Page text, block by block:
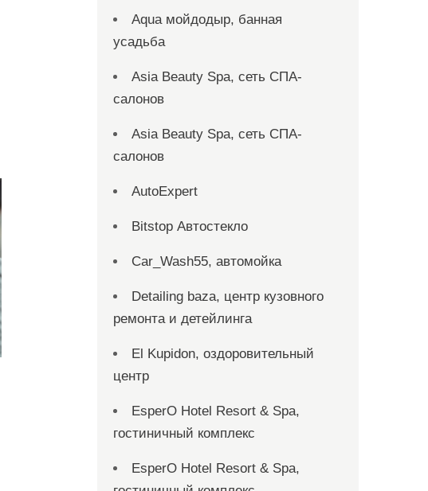
Aqua мойдодыр, банная
усадьба
Asia Beauty Spa, сеть СПА-
салонов
Asia Beauty Spa, сеть СПА-
салонов
AutoExpert
Bitstop Автостекло
Car_Wash55, автомойка
Detailing baza, центр кузовного
ремонта и детейлинга
El Kupidon, оздоровительный
центр
EsperO Hotel Resort & Spa,
гостиничный комплекс
EsperO Hotel Resort & Spa,